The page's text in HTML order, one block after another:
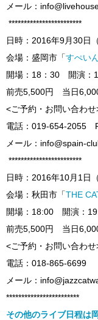
メール：
************************
日時：2016年9月30日（
会場：盛岡市「すぺい
開場：18：30 開演：
前売5,500円 当日
<ご予約・お問い合わせ
電話：019-654-2055
メール：info@spain-
************************
日時：2016年10月1日（
会場：秋田市「THE
開場：18:00 開演：
前売5,500円 当日
<ご予約・お問い合わせ
電話：018-865-6699
メール：
************************
その他のライブ日程は